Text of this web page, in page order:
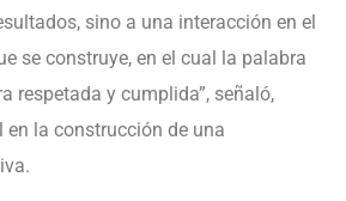
sino a una interacción en el
se construye, en el cual la palabra
respetada y cumplida”, señaló,
en la construcción de una